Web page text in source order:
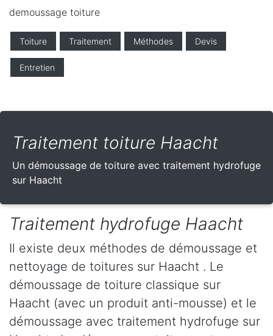
demoussage toiture
Toiture Traitement Méthodes Devis
Entretien
Traitement toiture Haacht
Un démoussage de toiture avec traitement hydrofuge
sur Haacht
Traitement hydrofuge Haacht
Il existe deux méthodes de démoussage et
nettoyage de toitures sur Haacht . Le
démoussage de toiture classique sur
Haacht (avec un produit anti-mousse) et le
démoussage avec traitement hydrofuge sur